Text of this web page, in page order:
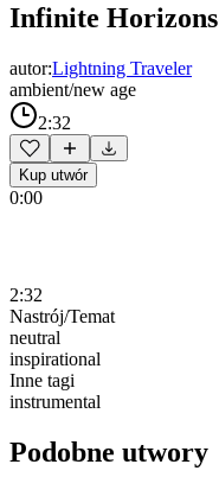
Infinite Horizons
autor:Lightning Traveler
ambient/new age
2:32
Kup utwór
0:00
2:32
Nastrój/Temat
neutral
inspirational
Inne tagi
instrumental
Podobne utwory